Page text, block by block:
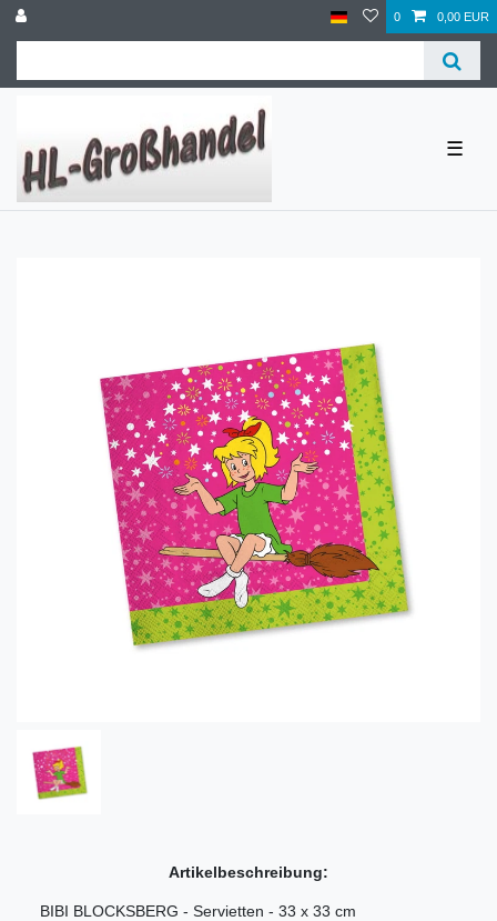
0 0,00 EUR
☰
Artikelbeschreibung:
BIBI BLOCKSBERG - Servietten - 33 x 33 cm